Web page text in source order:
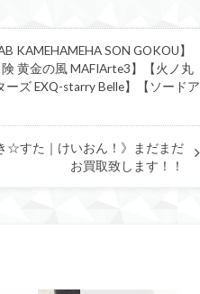
KAMEHAMEHA SON GOKOU】
黄金の風 MAFIArte3】【火ノ丸
ーズ EXQ-starry Belle】【ソードア
☆すた｜けいおん！》まだまだ
お買取致します！！